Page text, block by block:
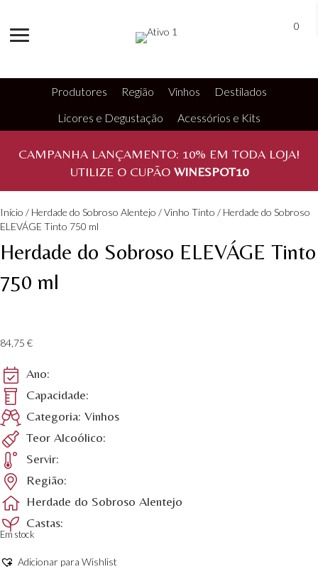
0
Produtores Região Vinhos
Destilados
Licores e Degustação
Acessórios e Kits
CAMPANHA LANÇAMENTO: 10% EM TODA LOJA!
UTILIZE O CUPÃO WINESPOT10
Início / Herdade do Sobroso Alentejo /Vinho Tinto / Herdade do Sobroso
ELEVÁGE Tinto 750 ml
Herdade do Sobroso ELEVÁGE Tinto
750 ml
84,75 €
Ano:
Capacidade:
Categoria: Vinhos
Teor Alcoólico:
Servir:
Região:
Herdade do Sobroso Alentejo
Castas:
Em stock
Adicionar para Wishlist